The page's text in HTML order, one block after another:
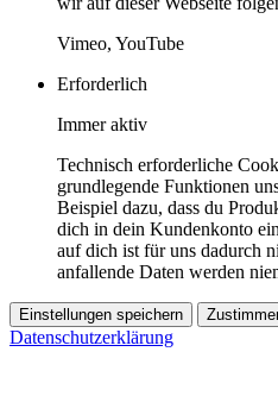
Vimeo, YouTube
Erforderlich
Immer aktiv
Technisch erforderliche
grundlegende Funktionen
Beispiel dazu, dass du
dich in dein Kundenkonto
auf dich ist für uns dadurch
anfallende Daten werden
Einstellungen speichern
Datenschutzerklärung